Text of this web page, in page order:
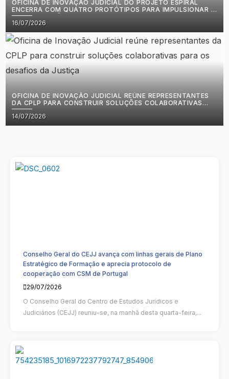
OFICINA DE INOVAÇÃO JUDICIAL DO PROJETO ESPIRAL
ENCERRA COM QUATRO PROTÓTIPOS PARA IMPULSIONAR A
MODERNIZAÇÃO DA JUSTIÇA EM CABO VERDE
Posted
on
16/07/2026
OFICINA DE INOVAÇÃO JUDICIAL REÚNE REPRESENTANTES
DA CPLP PARA CONSTRUIR SOLUÇÕES COLABORATIVAS
PARA OS DESAFIOS DA JUSTIÇA
Posted
on
14/07/2026
Conselho Geral do CEJJ avança com linhas gerais de Plano
Estratégico de Formação e aprecia protocolo de
cooperação com CSM de Portugal
29/07/2026
O Conselho Geral do Centro de Estudos Jurídicos e
Judiciários (CEJJ) reuniu-se, na manhã desta quarta-feira,...